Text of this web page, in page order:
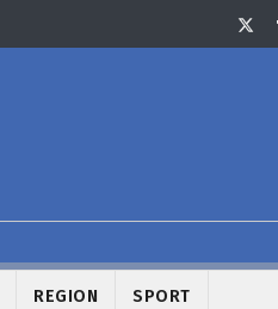
REGION SPORT